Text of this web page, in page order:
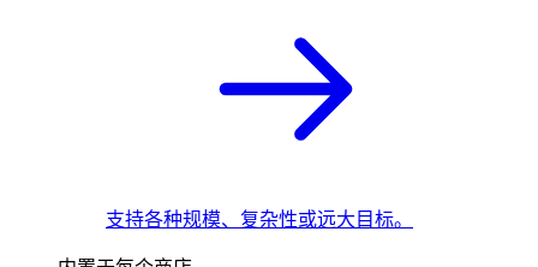
支持各种规模、复杂性或远大目标。